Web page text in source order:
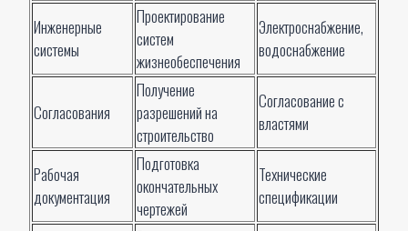
Инженерные
системы
Проектирование
систем
жизнеобеспечения
Электроснабжение,
водоснабжение
Согласования
Получение
разрешений на
строительство
Согласование с
властями
Рабочая
документация
Подготовка
окончательных
чертежей
Технические
спецификации